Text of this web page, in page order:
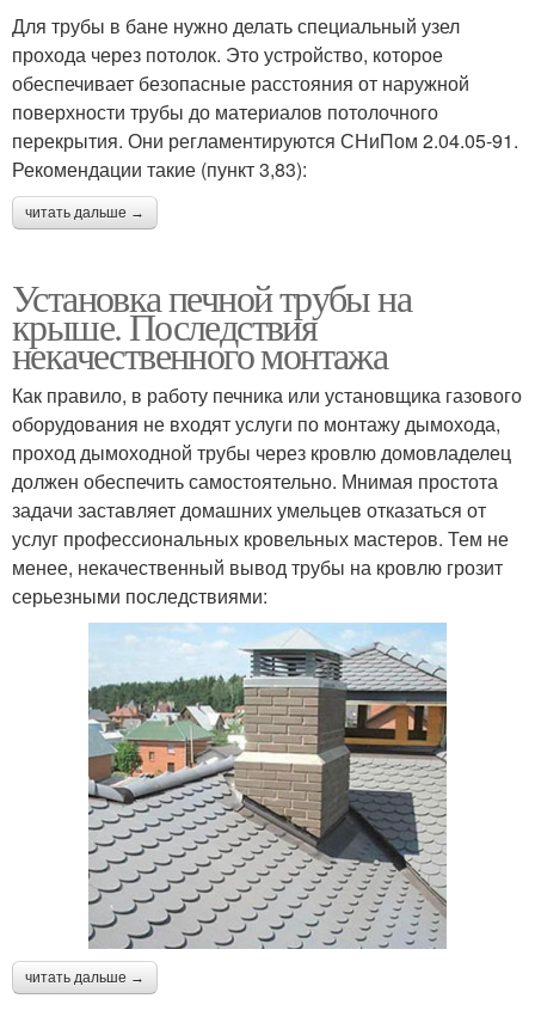
Для трубы в бане нужно делать специальный узел
прохода через потолок. Это устройство, которое
обеспечивает безопасные расстояния от наружной
поверхности трубы до материалов потолочного
перекрытия. Они регламентируются СНиПом 2.04.05-91.
Рекомендации такие (пункт 3,83):
читать дальше →
Установка печной трубы на
крыше. Последствия
некачественного монтажа
Как правило, в работу печника или установщика газового
оборудования не входят услуги по монтажу дымохода,
проход дымоходной трубы через кровлю домовладелец
должен обеспечить самостоятельно. Мнимая простота
задачи заставляет домашних умельцев отказаться от
услуг профессиональных кровельных мастеров. Тем не
менее, некачественный вывод трубы на кровлю грозит
серьезными последствиями:
читать дальше →